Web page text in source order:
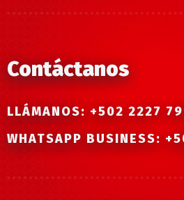
Contáctanos
LLÁMANOS: +502 2227
WHATSAPP BUSINESS: